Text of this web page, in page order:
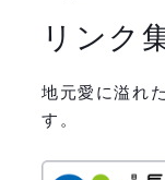
リンク
地元愛に溢れ
す。